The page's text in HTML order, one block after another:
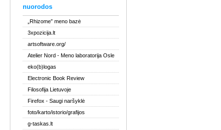
nuorodos
„Rhizome” meno bazė
3xpozicija.lt
artsoftware.org/
Atelier Nord - Meno laboratorija Osle
eko(b)logas
Electronic Book Review
Filosofija Lietuvoje
Firefox - Saugi naršyklė
foto/karto/istorio/grafijos
g-taskas.lt